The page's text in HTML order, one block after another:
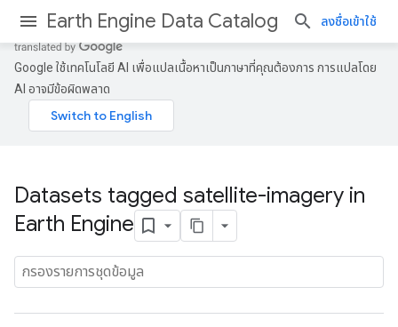
Earth Engine Data Catalog ลงชื่อเข้าใช้
Google ใช้เทคโนโลยี AI เพื่อแปลเนื้อหาเป็นภาษาที่คุณต้องการ การแปลโดย
AI อาจมีข้อผิดพลาด
Datasets tagged satellite-imagery in
Earth Engine